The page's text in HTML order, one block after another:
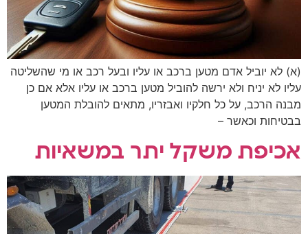
(א) לא יוביל אדם מטען ברכב או עליו ובעל רכב או מי שהשליטה
עליו לא יניח ולא ירשה להוביל מטען ברכב או עליו אלא אם כן
מבנה הרכב, על כל חלקיו ואבזריו, מתאים להובלת המטען
בבטיחות וכאשר –
אכיפת משקל יתר במשאיות